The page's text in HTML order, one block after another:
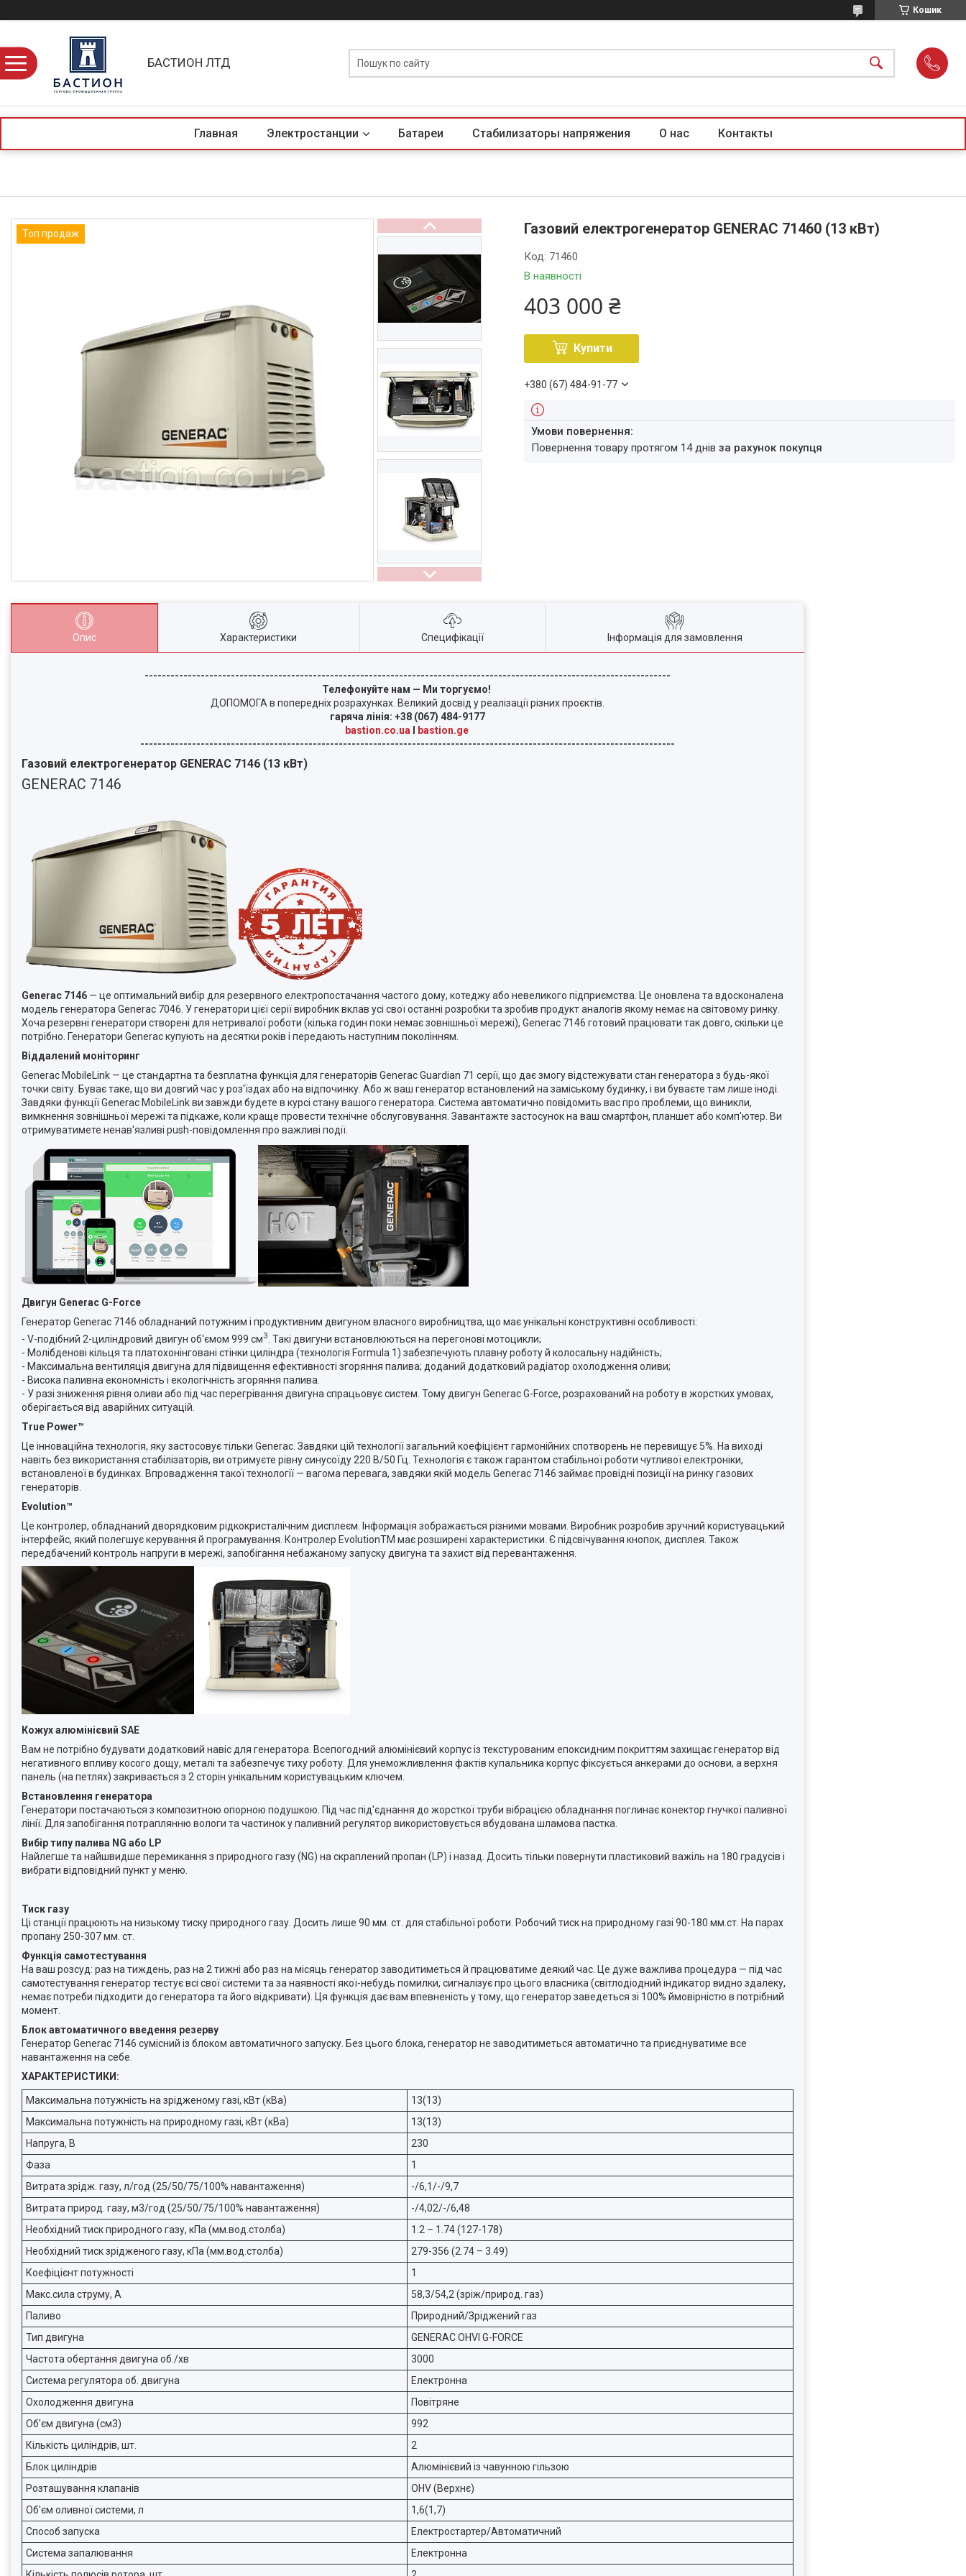
Кошик
БАСТИОН ЛТД
Главная Электростанции Батареи Стабилизаторы напряжения О нас Контакты
Топ продаж Газовий електрогенератор GENERAC 71460 (13 кВт)
В наявності
Код: 71460
403 000 ₴
Купити
+380 (67) 484-91-77
повернення товару протягом 14 днівза рахунок покупця
Опис Характеристики Специфікації Інформація для замовлення
--------------------------------------------------------------------------------------------------------------------------
Телефонуйте нам — Ми торгуємо!
ДОПОМОГА в попередніх розрахунках. Великий досвід у реалізації різних проєктів.
гаряча лінія: +38 (067) 484-9177
bastion.co.ua
bastion.ge
----------------------------------------------------------------------------------------------------------------------------
Газовий електрогенератор GENERAC 7146 (13 кВт)
GENERAC 7146
Generac 7146 — це оптимальний вибір для резервного електропостачання частого дому, котеджу або невеликого підприємства. Це оновлена та вдосконалена
модель генератора Generac 7046. У генератори цієї серії виробник вклав усі свої останні розробки та зробив продукт аналогів якому немає на світовому ринку.
Хоча резервні генератори створені для нетривалої роботи (кілька годин поки немає зовнішньої мережі), Generac 7146 готовий працювати так довго, скільки це
потрібно. Генератори Generac купують на десятки років і передають наступним поколінням.
Віддалений моніторинг
Generac MobileLink — це стандартна та безплатна функція для генераторів Generac Guardian 71 серії, що дає змогу відстежувати стан генератора з будь-якої
точки світу. Буває таке, що ви довгий час у роз'їздах або на відпочинку. Або ж ваш генератор встановлений на заміському будинку, і ви буваєте там лише іноді.
Завдяки функції Generac MobileLink ви завжди будете в курсі стану вашого генератора. Система автоматично повідомить вас про проблеми, що виникли,
вимкнення зовнішньої мережі та підкаже, коли краще провести технічне обслуговування. Завантажте застосунок на ваш смартфон, планшет або комп'ютер. Ви
отримуватимете ненав'язливі push-повідомлення про важливі події.
Двигун Generac G-Force
Генератор Generac 7146 обладнаний потужним і продуктивним двигуном власного виробництва, що має унікальні конструктивні особливості:
- V-подібний 2-циліндровий двигун об'ємом 999 см3 . Такі двигуни встановлюються на перегонові мотоцикли;
- Молібденові кільця та платохонінговані стінки циліндра (технологія Formula 1) забезпечують плавну роботу й колосальну надійність;
- Максимальна вентиляція двигуна для підвищення ефективності згоряння палива; доданий додатковий радіатор охолодження оливи;
- Висока паливна економність і екологічність згоряння палива.
- У разі зниження рівня оливи або під час перегрівання двигуна спрацьовує систем. Тому двигун Generac G-Force, розрахований на роботу в жорстких умовах,
оберігається від аварійних ситуацій.
True Power™
Це інноваційна технологія, яку застосовує тільки Generac. Завдяки цій технології загальний коефіцієнт гармонійних спотворень не перевищує 5%. На виході
навіть без використання стабілізаторів, ви отримуєте рівну синусоїду 220 В/50 Гц. Технологія є також гарантом стабільної роботи чутливої електроніки,
встановленої в будинках. Впровадження такої технології — вагома перевага, завдяки якій модель Generac 7146 займає провідні позиції на ринку газових
генераторів.
Evolution™
Це контролер, обладнаний дворядковим рідкокристалічним дисплеєм. Інформація зображається різними мовами. Виробник розробив зручний користувацький
інтерфейс, який полегшує керування й програмування. Контролер EvolutionTM має розширені характеристики. Є підсвічування кнопок, дисплея. Також
передбачений контроль напруги в мережі, запобігання небажаному запуску двигуна та захист від перевантаження.
Кожух алюмінієвий SAE
Вам не потрібно будувати додатковий навіс для генератора. Всепогодний алюмінієвий корпус із текстурованим епоксидним покриттям захищає генератор від
негативного впливу косого дощу, металі та забезпечує тиху роботу. Для унеможливлення фактів купальника корпус фіксується анкерами до основи, а верхня
панель (на петлях) закривається з 2 сторін унікальним користувацьким ключем.
Встановлення генератора
Генератори постачаються з композитною опорною подушкою. Під час під'єднання до жорсткої труби вібрацією обладнання поглинає конектор гнучкої паливної
лінії. Для запобігання потраплянню вологи та частинок у паливний регулятор використовується вбудована шламова пастка.
Вибір типу палива NG або LP
Найлегше та найшвидше перемикання з природного газу (NG) на скраплений пропан (LP) і назад. Досить тільки повернути пластиковий важіль на 180 градусів і
вибрати відповідний пункт у меню.
Тиск газу
Ці станції працюють на низькому тиску природного газу. Досить лише 90 мм. ст. для стабільної роботи. Робочий тиск на природному газі 90-180 мм.ст. На парах
пропану 250-307 мм. ст.
Функція самотестування
На ваш розсуд: раз на тиждень, раз на 2 тижні або раз на місяць генератор заводитиметься й працюватиме деякий час. Це дуже важлива процедура — під час
самотестування генератор тестує всі свої системи та за наявності якої-небудь помилки, сигналізує про цього власника (світлодіодний індикатор видно здалеку,
немає потреби підходити до генератора та його відкривати). Ця функція дає вам впевненість у тому, що генератор заведеться зі 100% ймовірністю в потрібний
момент.
Блок автоматичного введення резерву
Генератор Generac 7146 сумісний із блоком автоматичного запуску. Без цього блока, генератор не заводитиметься автоматично та приєднуватиме все
навантаження на себе.
ХАРАКТЕРИСТИКИ:
Максимальна потужність на зрідженому газі, кВт (кВа)
13(13)
Максимальна потужність на природному газі, кВт (кВа)
13(13)
Напруга, В
230
Фаза
1
Витрата зрідж. газу, л/год (25/50/75/100% навантаження)
-/6,1/-/9,7
Витрата природ. газу, м3/год (25/50/75/100% навантаження)
-/4,02/-/6,48
Необхідний тиск природного газу, кПа (мм.вод.столба)
1.2 – 1.74 (127-178)
Необхідний тиск зрідженого газу, кПа (мм.вод.столба)
279-356 (2.74 – 3.49)
Коефіцієнт потужності
1
Макс.сила струму, А
58,3/54,2 (зріж/природ. газ)
Паливо
Природний/Зріджений газ
Тип двигуна
GENERAC OHVI G-FORCE
Частота обертання двигуна об./хв
3000
Система регулятора об. двигуна
Електронна
Охолодження двигуна
Повітряне
Об'єм двигуна (см3)
992
Кількість циліндрів, шт.
2
Блок циліндрів
Алюмінієвий із чавунною гільзою
Розташування клапанів
OHV (Верхнє)
Об'єм оливної системи, л
1,6(1,7)
Способ запуска
Електростартер/Автоматичний
Система запалювання
Електронна